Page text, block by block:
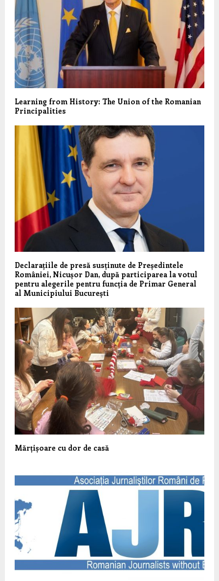
Learning from History: The Union of the Romanian
Principalities
Declarațiile de presă susținute de Președintele
României, Nicușor Dan, după participarea la votul
pentru alegerile pentru funcția de Primar General
al Municipiului București
Mărțișoare cu dor de casă